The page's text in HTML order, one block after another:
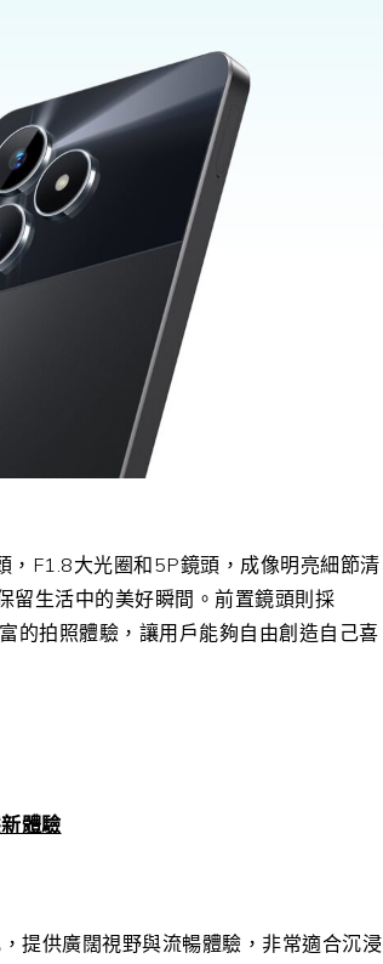
， F1.8大光圈和5P鏡頭，成像明亮細節清
留生活中的美好瞬間。前置鏡頭則採
的拍照體驗，讓用戶能夠自由創造自己喜
體驗
提供廣闊視野與流暢體驗，非常適合沉浸